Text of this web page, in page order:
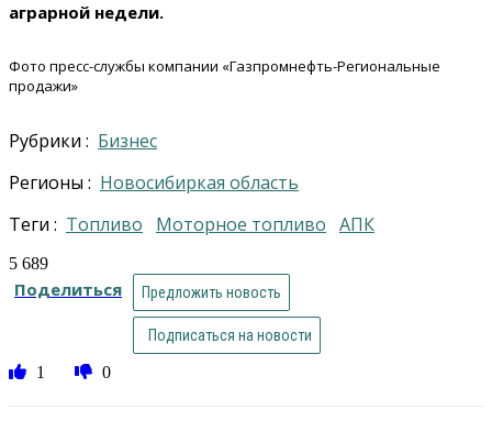
аграрной недели.
Фото пресс-службы компании «Газпромнефть-Региональные
продажи»
Рубрики :
Бизнес
Регионы :
Новосибиркая область
Теги :
топливо Моторное топливо АПК
5 689
Поделиться Предложить новость
Подписаться на новости
1 0